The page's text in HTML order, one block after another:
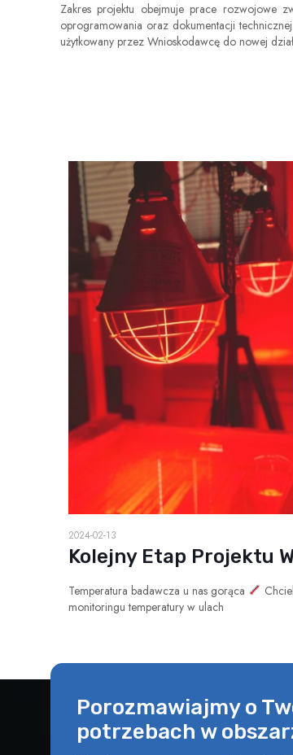
Zakres projektu obejmuje prace rozwojowe
oprogramowania oraz dokumentacji
użytkowany przez Wnioskodawcę do nowej
2024-02-13
Kolejny Etap Projektu
Temperatura badawcza u nas gorąca
monitoringu temperatury w ulach
Porozmawiajmy o
potrzebach w